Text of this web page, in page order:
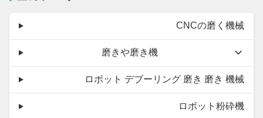
CNCの磨く機械
磨きや磨き機
ロボット デブーリング 磨き 磨き 機械
ロボット粉砕機